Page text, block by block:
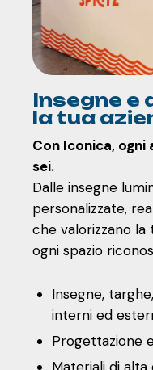
Insegne e
la tua
Con Iconica,
sei.
Dalle insegne
personalizzate,
che valorizzano
ogni spazio
Insegne,
interni ed
Progettazione